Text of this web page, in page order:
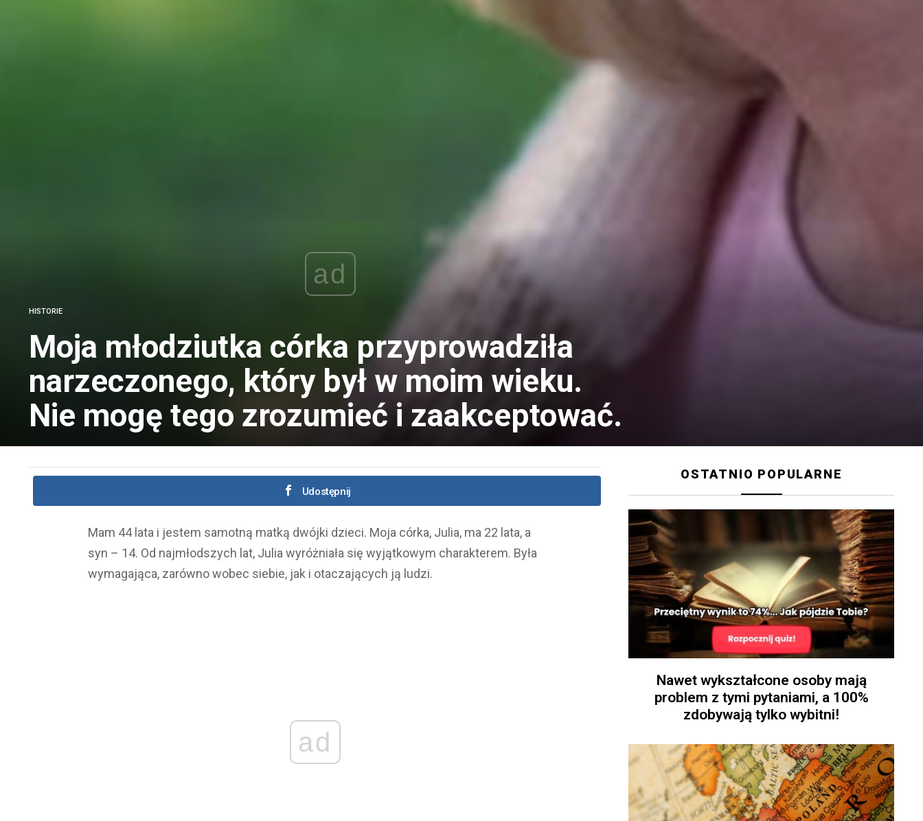
ad
HISTORIE
Moja młodziutka córka przyprowadziła
narzeczonego, który był w moim wieku.
Nie mogę tego zrozumieć i zaakceptować.
Udostępnij
Mam 44 lata i jestem samotną matką dwójki dzieci. Moja córka, Julia, ma 22 lata, a
syn – 14. Od najmłodszych lat, Julia wyróżniała się wyjątkowym charakterem. Była
wymagająca, zarówno wobec siebie, jak i otaczających ją ludzi.
ad
OSTATNIO POPULARNE
Nawet wykształcone osoby mają
problem z tymi pytaniami, a 100%
zdobywają tylko wybitni!